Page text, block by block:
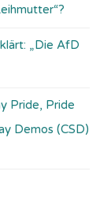
„Die AfD
Pride, Pride
Demos (CSD)